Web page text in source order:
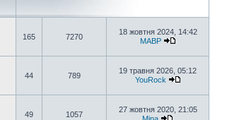
165 7270
18 жовтня 2024, 14:42
MABP
44 789
19 травня 2026, 05:12
YouRock
49 1057
27 жовтня 2020, 21:05